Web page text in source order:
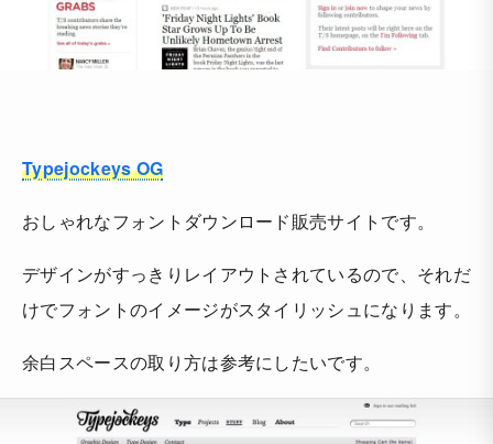
Typejockeys OG
おしゃれなフォントダウンロード販売サイトです。
デザインがすっきりレイアウトされているので、それだ
けでフォントのイメージがスタイリッシュになります。
余白スペースの取り方は参考にしたいです。